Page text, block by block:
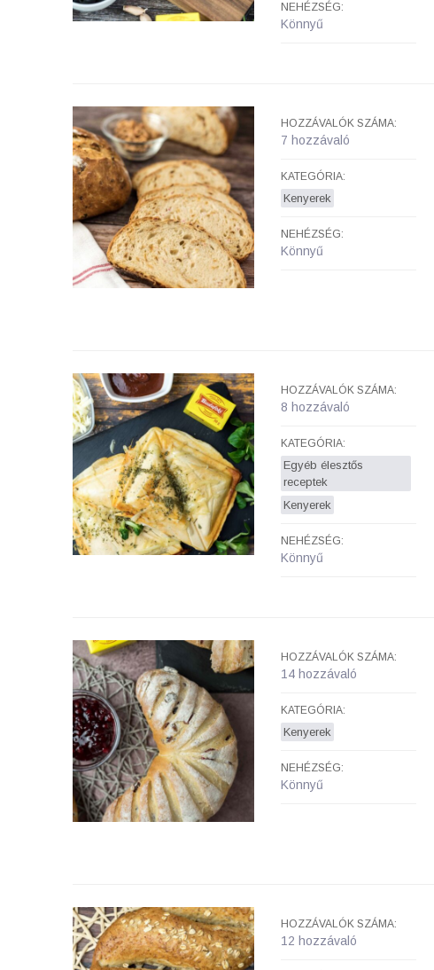
NEHÉZSÉG:
Könnyű
HOZZÁVALÓK SZÁMA:
7 hozzávaló
KATEGÓRIA:
Kenyerek
NEHÉZSÉG:
Könnyű
HOZZÁVALÓK SZÁMA:
8 hozzávaló
KATEGÓRIA:
Egyéb élesztős
receptek
Kenyerek
NEHÉZSÉG:
Könnyű
HOZZÁVALÓK SZÁMA:
14 hozzávaló
KATEGÓRIA:
Kenyerek
NEHÉZSÉG:
Könnyű
HOZZÁVALÓK SZÁMA:
12 hozzávaló